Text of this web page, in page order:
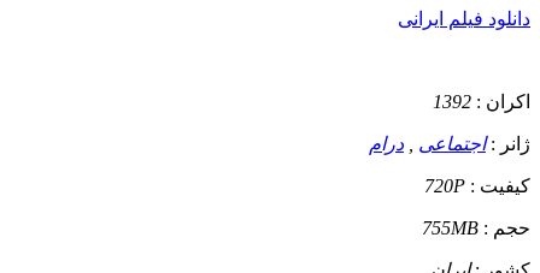
دانلود فیلم ایرانی
اکران : 1392
ژانر :اجتماعی درام
کیفیت : 720P
حجم : 755MB